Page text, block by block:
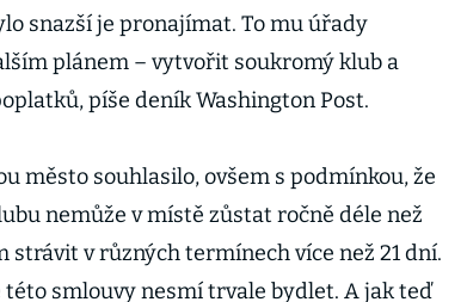
snazší je pronajímat. To mu úřady
plánem – vytvořit soukromý klub a
píše deník Washington Post.
město souhlasilo, ovšem s podmínkou, že
nemůže v místě zůstat ročně déle než
strávit v různých termínech více než 21 dní.
této smlouvy nesmí trvale bydlet. A jak teď